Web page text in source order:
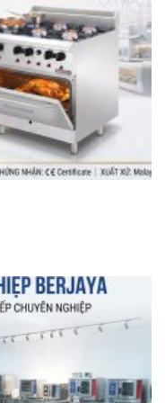
lượng cao giúp
an toàn.
rất thuận tiện.
tích 11 lít. Nhờ
súp để phục
từ thép không gỉ
của thiết bị góp
chuyên nghiệp.
thực phẩm, các
cũng rất ưa